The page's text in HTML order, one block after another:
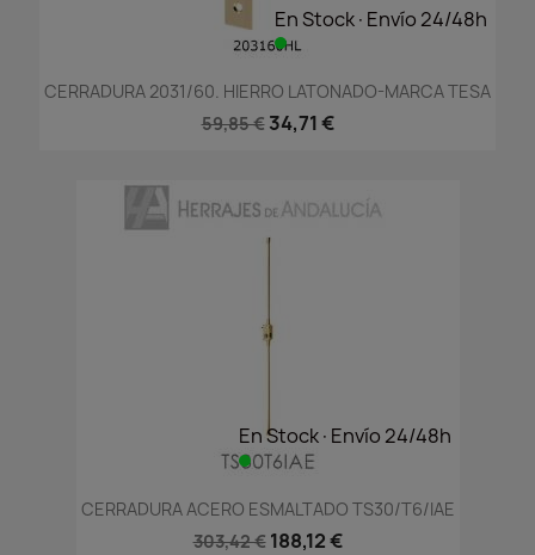
En Stock·Envío 24/48h
CERRADURA 2031/60. HIERRO LATONADO-MARCA TESA
59,85 € 34,71 €
En Stock·Envío 24/48h
CERRADURA ACERO ESMALTADO TS30/T6/IAE
303,42 € 188,12 €